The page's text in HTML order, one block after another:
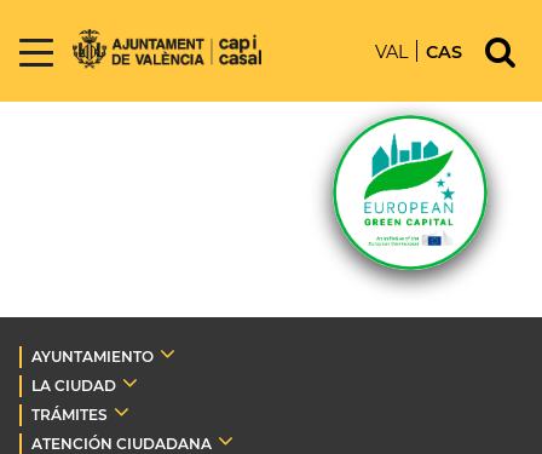
VAL CAS
AYUNTAMIENTO
LA CIUDAD
TRÁMITES
ATENCIÓN CIUDADANA